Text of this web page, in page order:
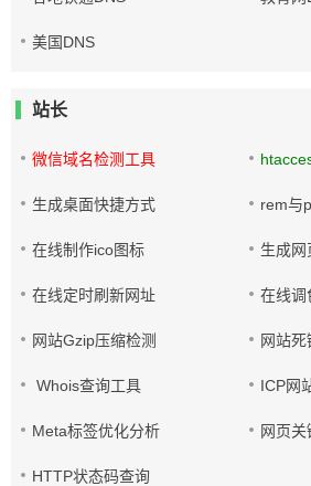
美国DNS
站长
微信域名检测工具
生成桌面快捷方式 rem与
在线制作ico图标 生成
在线定时刷新网址 在线调
网站Gzip压缩检测 网站死
Whois查询工具 ICP网
Meta标签优化分析 网页关
HTTP状态码查询